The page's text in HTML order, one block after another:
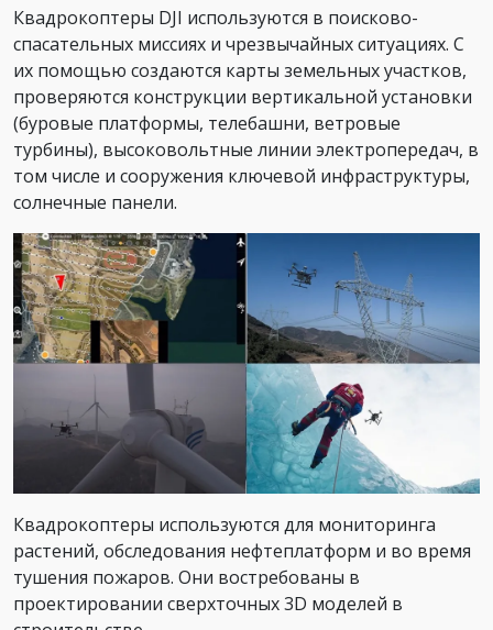
Квадрокоптеры DJI используются в поисково-
спасательных миссиях и чрезвычайных ситуациях. С
их помощью создаются карты земельных участков,
проверяются конструкции вертикальной установки
(буровые платформы, телебашни, ветровые
турбины), высоковольтные линии электропередач, в
том числе и сооружения ключевой инфраструктуры,
солнечные панели.
Квадрокоптеры используются для мониторинга
растений, обследования нефтеплатформ и во время
тушения пожаров. Они востребованы в
проектировании сверхточных 3D моделей в